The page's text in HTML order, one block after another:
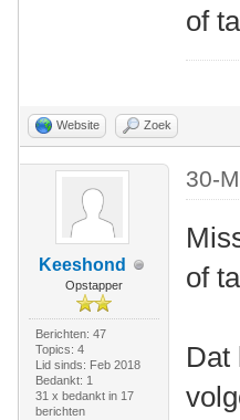
of
Website Zoek
Keeshond
Opstapper
Berichten: 47
Topics: 4
Lid sinds: Feb 2018
Bedankt: 1
31 x bedankt in 17
berichten
30-
of
Dat